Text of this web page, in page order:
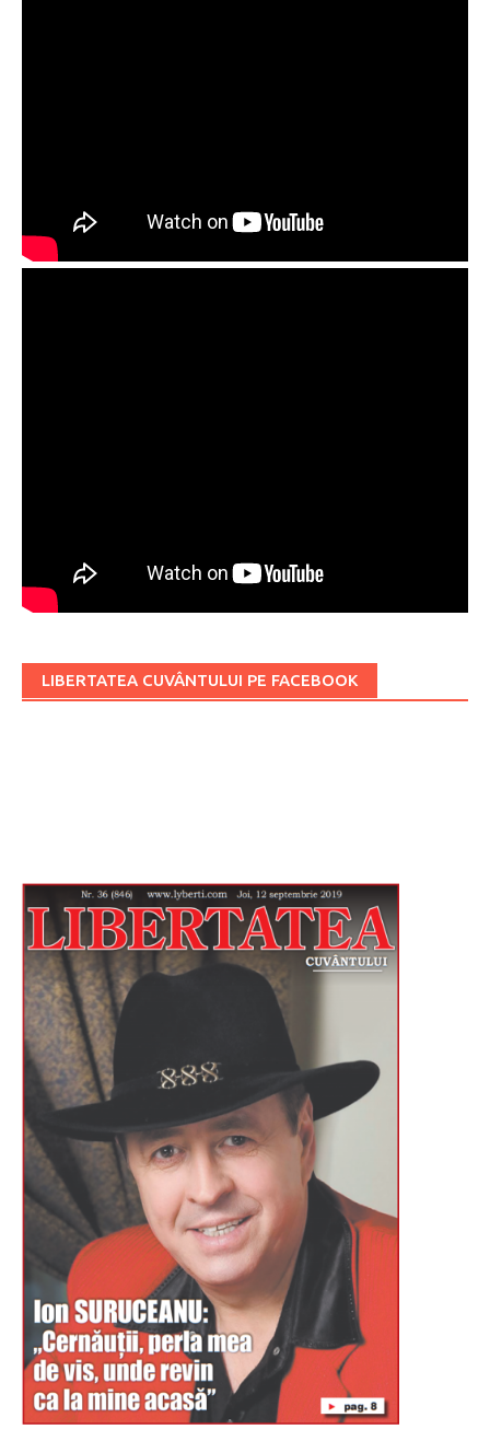
LIBERTATEA CUVÂNTULUI PE FACEBOOK